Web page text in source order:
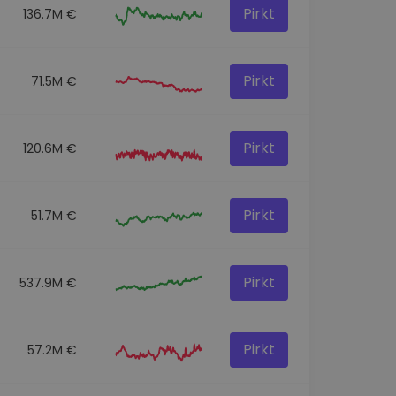
136.7M € Pirkt
71.5M € Pirkt
120.6M € Pirkt
51.7M € Pirkt
537.9M € Pirkt
57.2M € Pirkt